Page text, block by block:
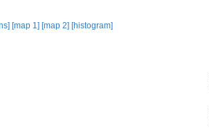
[map 1] [map 2] [histogram]